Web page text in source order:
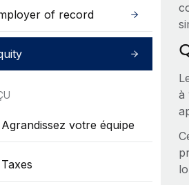
of record
Agrandissez votre équipe
Taxes
à